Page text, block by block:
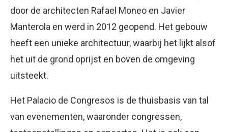
door de architecten Rafael Moneo en Javier
Manterola en werd in 2012 geopend. Het gebouw
heeft een unieke architectuur, waarbij het lijkt alsof
het uit de grond oprijst en boven de omgeving
uitsteekt.
Het Palacio de Congresos is de thuisbasis van tal
van evenementen, waaronder congressen,